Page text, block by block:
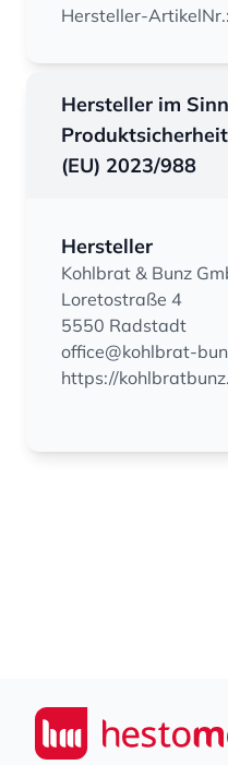
Hersteller-
Hersteller im
(EU) 2023/988
Hersteller
Kohlbrat & Bunz
Loretostraße 4
5550 Radstadt
office@kohlbrat-
https://
Seiwert GmbH